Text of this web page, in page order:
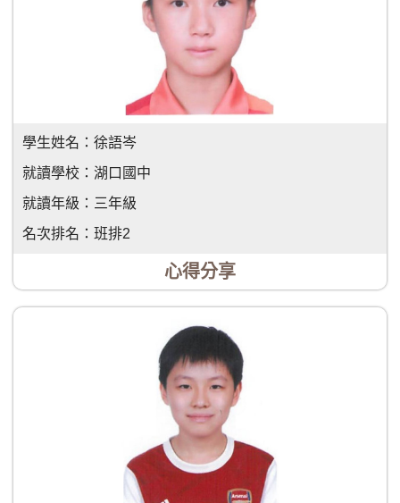
學生姓名： 徐語岑
就讀學校： 湖口國中
就讀年級： 三年級
名次排名： 班排2
心得分享